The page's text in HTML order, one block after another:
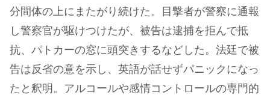
分間体の上にまたがり続けた。目撃者が警察に通報
し警察官が駆けつけたが、被告は逮捕を拒んで抵
抗、パトカーの窓に頭突きするなどした。法廷で被
告は反省の意を示し、英語が話せずパニックになっ
たと釈明。アルコールや感情コントロールの専門的